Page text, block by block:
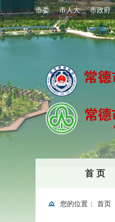
市委 市人大 市政府
首 页
您的位置： 首页